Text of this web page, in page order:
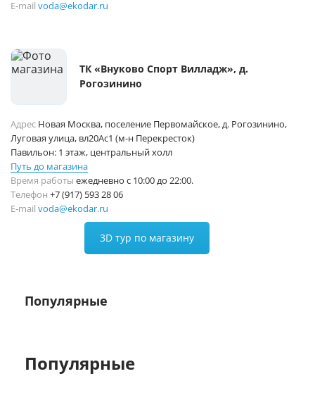
E-mail voda@ekodar.ru
ТК «Внуково Спорт Вилладж», д.
Рогозинино
Адрес Новая Москва, поселение Первомайское, д. Рогозинино,
Луговая улица, вл20Ас1 (м-н Перекресток)
Павильон: 1 этаж, центральный холл
Путь до магазина
Время работы ежедневно с 10:00 до 22:00.
Телефон +7 (917) 593 28 06
E-mail voda@ekodar.ru
3D тур по магазину
Популярные
Популярные